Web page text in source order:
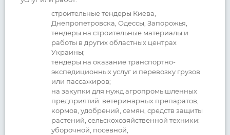
строительные тендеры Киева,
Днепропетровска, Одессы, Запорожья,
тендеры на строительные материалы и
работы в других областных центрах
Украины;
тендеры на оказание транспортно-
экспедиционных услуг и перевозку грузов
или пассажиров;
на закупки для нужд агропромышленных
предприятий: ветеринарных препаратов,
кормов, удобрений, семян, средств защиты
растений, сельскохозяйственной техники:
уборочной, посевной,